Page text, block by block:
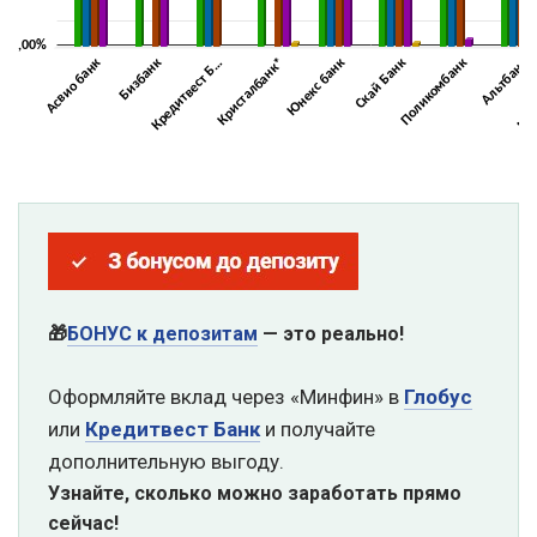
🎁БОНУС к депозитам — это реально!
Оформляйте вклад через «Минфин» в Глобус
или Кредитвест Банки получайте
дополнительную выгоду.
Узнайте, сколько можно заработать прямо
сейчас!